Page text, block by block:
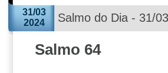
31/03
2024
Salmo do Dia - 31/
Salmo 64